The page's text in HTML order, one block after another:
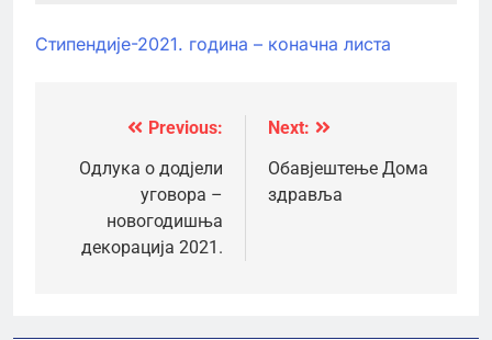
Стипендије-2021. година – коначна листа
Кретање
чланка
Previous:
Одлука о додјели
уговора –
новогодишња
декорација 2021.
Next:
Обавјештење Дома
здравља